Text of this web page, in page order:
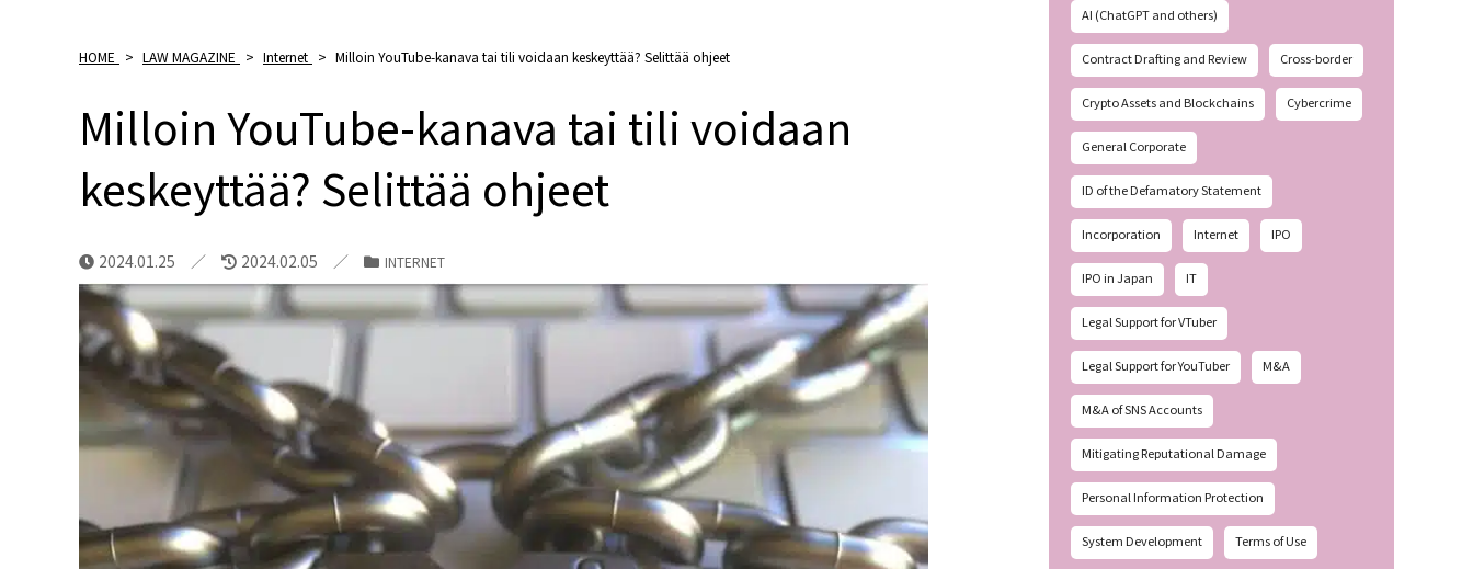
HOME > LAW MAGAZINE > Internet > Milloin YouTube-kanava tai tili voidaan keskeyttää? Selittää ohjeet
Milloin YouTube-kanava tai tili voidaan
keskeyttää? Selittää ohjeet
2024.01.25 2024.02.05 INTERNET
AI (ChatGPT and others)
Contract Drafting and Review Cross-border
Crypto Assets and Blockchains Cybercrime
General Corporate
ID of the Defamatory Statement
Incorporation Internet IPO
IPO in Japan IT
Legal Support for VTuber
Legal Support for YouTuber M&A
M&A of SNS Accounts
Mitigating Reputational Damage
Personal Information Protection
System Development Terms of Use